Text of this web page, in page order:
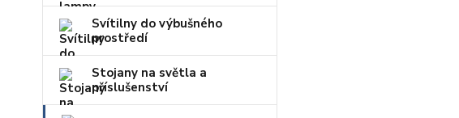
Svítilny do výbušného
prostředí
Stojany na světla a
příslušenství